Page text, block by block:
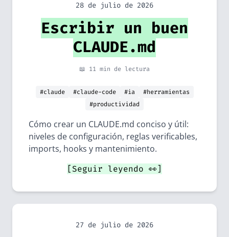
28 de julio de 2026
Escribir un buen
CLAUDE.md
📖 11 min de lectura
#claude #claude-code #ia
#herramientas
#productividad
Cómo crear un CLAUDE.md conciso y útil:
niveles de configuración, reglas verificables,
imports, hooks y mantenimiento.
[Seguir leyendo 👀]
27 de julio de 2026